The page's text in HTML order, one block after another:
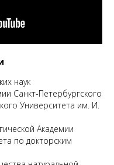
наук
Санкт-Петербургского
Университета им. И.
Академии
по докторским